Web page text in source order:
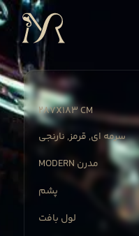
287X183 CM
سرمه ای, قرمز, نارنجی
MODERN مدرن
پشم
لول بافت